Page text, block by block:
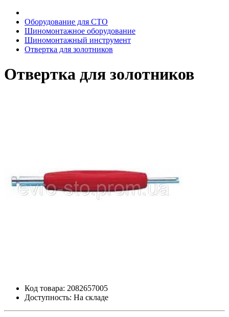
Oбopудoвaниe для CTO
Шиномонтажное оборудование
Шиномонтажный инструмент
Отвертка для золотников
Отвертка для золотников
Код товара: 2082657005
Доступность: На складе